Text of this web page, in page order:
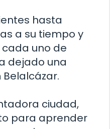
hasta
a su tiempo y
uno de
dejado una
ciudad,
para aprender